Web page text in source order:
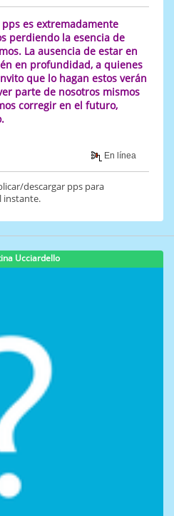
es extremadamente
perdiendo la esencia de
La ausencia de estar en
en profundidad, a quienes
que lo hagan estos verán
parte de nosotros mismos
corregir en el futuro,
En línea
descargar pps para
instante.
Ucciardello